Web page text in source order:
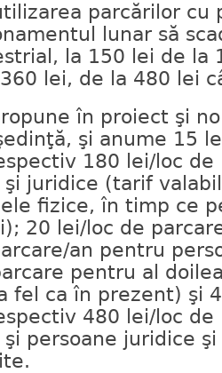
parcărilor cu
lunar să
la 150 lei de la
lei, de la 480 lei
în proiect şi
şi anume 15
180 lei/loc
şi juridice (tarif
fizice, în timp ce
20 lei/loc de
an pentru
pentru al
fel ca în prezent) şi
480 lei/loc
şi persoane juridice